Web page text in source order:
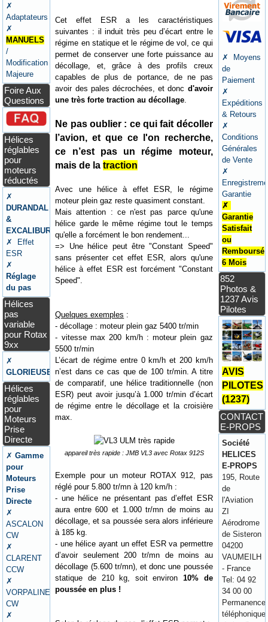
✗
Adaptateurs
✗
MANUELS
/
Modification
Majeure
Foire Aux
Questions
Hélices
réglables
pour
moteurs
réductés
✗
DURANDAL
&
EXCALIBUR
✗ Effet
ESR
✗
Réglage
du pas
Hélices
pas
variable
pour Rotax
9xx
✗
GLORIEUSE
Hélices
réglables
pour
Moteurs
Prise
Directe
✗Gamme
pour
Moteurs
Prise
Directe
✗
ASCALON
CW
✗
CLARENT
CCW
✗
VORPALINE
CW
✗
Cet effet ESR a les caractéristiques
suivantes : il induit très peu d’écart entre le
régime en statique et le régime de vol, ce qui
permet de conserver une forte puissance au
décollage, et, grâce à des profils creux
capables de plus de portance, de ne pas
avoir des pales décrochées, et donc d'avoir
une très forte traction au décollage
Ne pas oublier : ce qui fait décoller
l’avion, et que ce l'on recherche,
ce n’est pas un régime moteur,
mais de latraction
Avec une hélice à effet ESR, le régime
moteur plein gaz reste quasiment constant.
Mais attention : ce n'est pas parce qu'une
hélice garde le même régime tout le temps
qu'elle a forcément le bon rendement...
=> Une hélice peut être "Constant Speed"
sans présenter cet effet ESR, alors qu'une
hélice à effet ESR est forcément "Constant
Speed".
Quelques exemples :
- décollage : moteur plein gaz 5400 tr/min
- vitesse max 200 km/h : moteur plein gaz
5500 tr/min
L’écart de régime entre 0 km/h et 200 km/h
n’est dans ce cas que de 100 tr/min. A titre
de comparatif, une hélice traditionnelle (non
ESR) peut avoir jusqu’à 1.000 tr/min d’écart
de régime entre le décollage et la croisière
max.
appareil très rapide : JMB VL3 avec Rotax 912S
Exemple pour un moteur ROTAX 912, pas
réglé pour 5.800 tr/mn à 120 km/h :
- une hélice ne présentant pas d’effet ESR
aura entre 600 et 1.000 tr/mn de moins au
décollage, et sa poussée sera alors inférieure
à 185 kg.
- une hélice ayant un effet ESR va permettre
d’avoir seulement 200 tr/mn de moins au
décollage (5.600 tr/mn), et donc une poussée
statique de 210 kg, soit environ10% de
poussée en plus !
✗ Moyens
de
Paiement
✗
Expéditions
& Retours
✗
Conditions
Générales
de Vente
✗
Garantie
✗
Garantie
Satisfait
ou
Remboursé
6 Mois
852
Photos &
1237 Avis
Pilotes
AVIS
PILOTES
(1237)
CONTACT
E-PROPS
Société
HELICES
E-PROPS
195, Route
de
l'Aviation
ZI
Aérodrome
de Sisteron
04200
VAUMEILH
- France
Tel: 04 92
34 00 00
Permanence
téléphonique